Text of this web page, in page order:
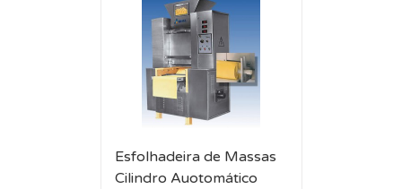
Esfolhadeira de Massas
Cilindro Auotomático